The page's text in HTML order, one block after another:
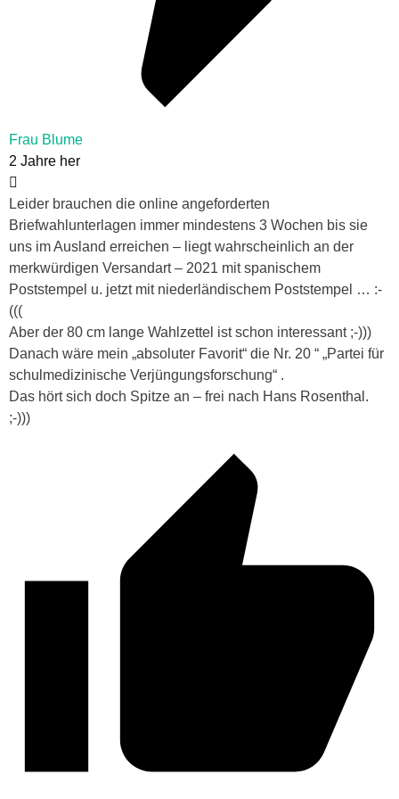
Frau Blume
2 Jahre her
Leider brauchen die online angeforderten
Briefwahlunterlagen immer mindestens 3 Wochen bis sie
uns im Ausland erreichen – liegt wahrscheinlich an der
merkwürdigen Versandart – 2021 mit spanischem
Poststempel u. jetzt mit niederländischem Poststempel … :-
(((
Aber der 80 cm lange Wahlzettel ist schon interessant ;-)))
Danach wäre mein „absoluter Favorit“ die Nr. 20 “ „Partei für
schulmedizinische Verjüngungsforschung“ .
Das hört sich doch Spitze an – frei nach Hans Rosenthal.
;-)))